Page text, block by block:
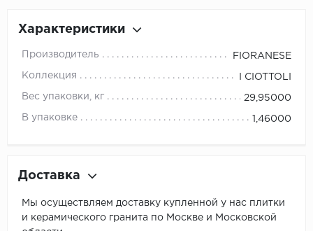
Характеристики
Производитель FIORANESE
Коллекция I CIOTTOLI
Вес упаковки, кг 29,95000
В упаковке 1,46000
Доставка
Мы осуществляем доставку купленной у нас плитки
и керамического гранита по Москве и Московской